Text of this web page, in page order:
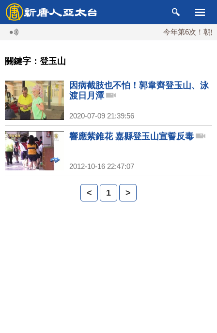
今年第6次！朝鮮
關鍵字：登玉山
因病截肢也不怕！郭韋齊登玉山、泳
渡日月潭
2020-07-09 21:39:56
響應紫錐花 嘉縣登玉山宣誓反毒
2012-10-16 22:47:07
< 1 >